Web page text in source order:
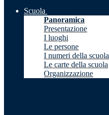
Scuola
Panoramica
Presentazione
I luoghi
Le persone
I numeri della scuola
Le carte della scuola
Organizzazione